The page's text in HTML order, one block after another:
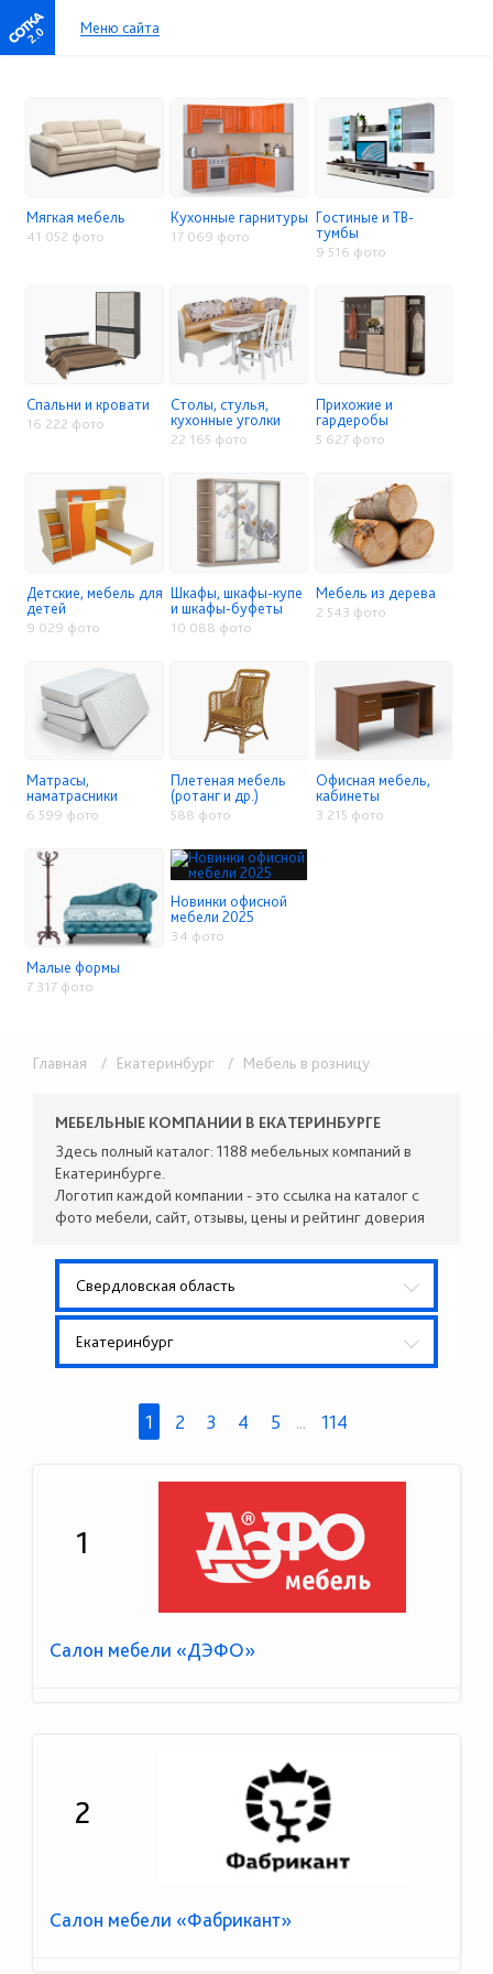
2.0 Меню сайта
Мягкая мебель
41 052 фото
Кухонные гарнитуры
17 069 фото
Гостиные и ТВ-
тумбы
9 516 фото
Спальни и кровати
16 222 фото
Столы, стулья,
кухонные уголки
22 165 фото
Прихожие и
гардеробы
5 627 фото
Детские, мебель для
детей
9 029 фото
Шкафы, шкафы-купе
и шкафы-буфеты
10 088 фото
Мебель из дерева
2 543 фото
Матрасы,
наматрасники
6 599 фото
Плетеная мебель
(ротанг и др.)
588 фото
Офисная мебель,
кабинеты
3 215 фото
Малые формы
7 317 фото
Новинки офисной
мебели 2025
34 фото
Главная / Екатеринбург / Мебель в розницу
МЕБЕЛЬНЫЕ КОМПАНИИ В ЕКАТЕРИНБУРГЕ
Здесь полный каталог: 1188 мебельных компаний в
Екатеринбурге.
Логотип каждой компании - это ссылка на каталог с
фото мебели, сайт, отзывы, цены и рейтинг доверия
Свердловская область
Екатеринбург
1 2 3 4 5 ... 114
1
Салон мебели «ДЭФО»
2
Салон мебели «Фабрикант»